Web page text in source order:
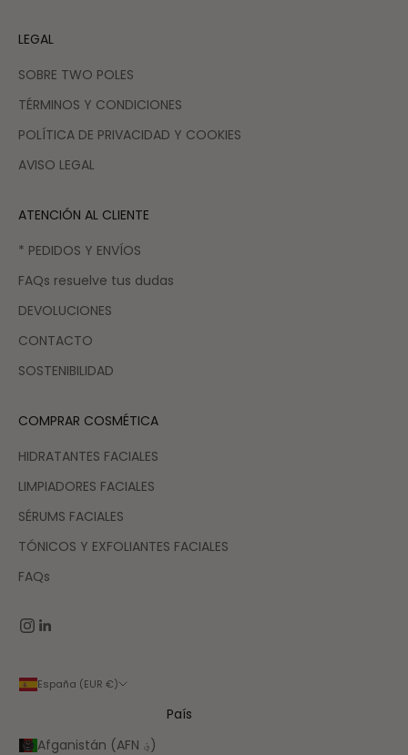
LEGAL
SOBRE TWO POLES
TÉRMINOS Y CONDICIONES
POLÍTICA DE PRIVACIDAD Y COOKIES
AVISO LEGAL
ATENCIÓN AL CLIENTE
* PEDIDOS Y ENVÍOS
FAQs resuelve tus dudas
DEVOLUCIONES
CONTACTO
SOSTENIBILIDAD
COMPRAR COSMÉTICA
HIDRATANTES FACIALES
LIMPIADORES FACIALES
SÉRUMS FACIALES
TÓNICOS Y EXFOLIANTES FACIALES
FAQs
España (EUR €)
País
Afganistán (AFN ؋)